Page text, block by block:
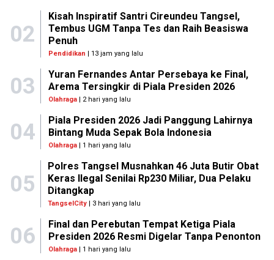
02
Kisah Inspiratif Santri Cireundeu Tangsel,
Tembus UGM Tanpa Tes dan Raih Beasiswa
Penuh
Pendidikan | 13 jam yang lalu
03
Yuran Fernandes Antar Persebaya ke Final,
Arema Tersingkir di Piala Presiden 2026
Olahraga| 2 hari yang lalu
04
Piala Presiden 2026 Jadi Panggung Lahirnya
Bintang Muda Sepak Bola Indonesia
Olahraga| 1 hari yang lalu
05
Polres Tangsel Musnahkan 46 Juta Butir Obat
Keras Ilegal Senilai Rp230 Miliar, Dua Pelaku
Ditangkap
TangselCity | 3 hari yang lalu
06
Final dan Perebutan Tempat Ketiga Piala
Presiden 2026 Resmi Digelar Tanpa Penonton
Olahraga| 1 hari yang lalu